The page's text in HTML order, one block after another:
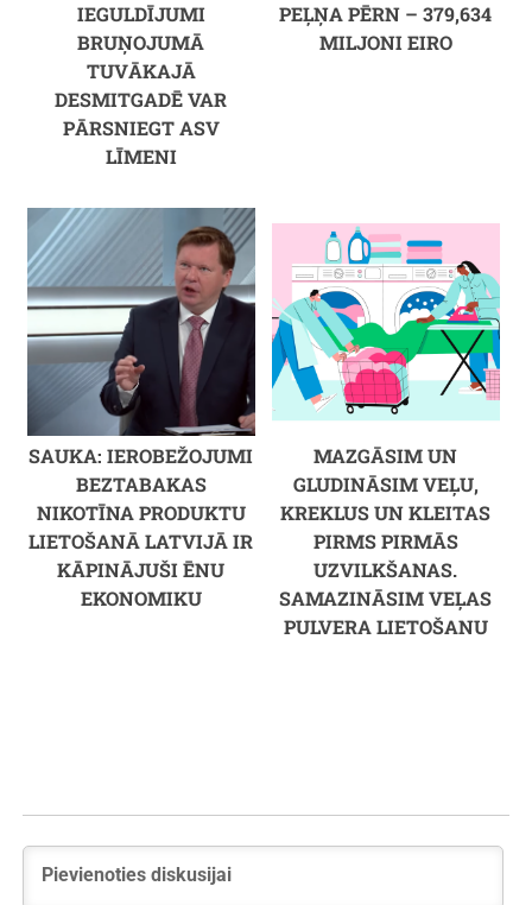
IEGULDĪJUMI
BRUŅOJUMĀ
TUVĀKAJĀ
DESMITGADĒ VAR
PĀRSNIEGT ASV
LĪMENI
PEĻŅA PĒRN – 379,634
MILJONI EIRO
SAUKA: IEROBEŽOJUMI
BEZTABAKAS
NIKOTĪNA PRODUKTU
LIETOŠANĀ LATVIJĀ IR
KĀPINĀJUŠI ĒNU
EKONOMIKU
MAZGĀSIM UN
GLUDINĀSIM VEĻU,
KREKLUS UN KLEITAS
PIRMS PIRMĀS
UZVILKŠANAS.
SAMAZINĀSIM VEĻAS
PULVERA LIETOŠANU